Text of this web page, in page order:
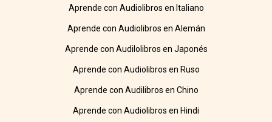
Aprende con Audiolibros en Italiano
Aprende con Audiolibros en Alemán
Aprende con Audilolibros en Japonés
Aprende con Audiolibros en Ruso
Aprende con Audilibros en Chino
Aprende con Audiolibros en Hindi